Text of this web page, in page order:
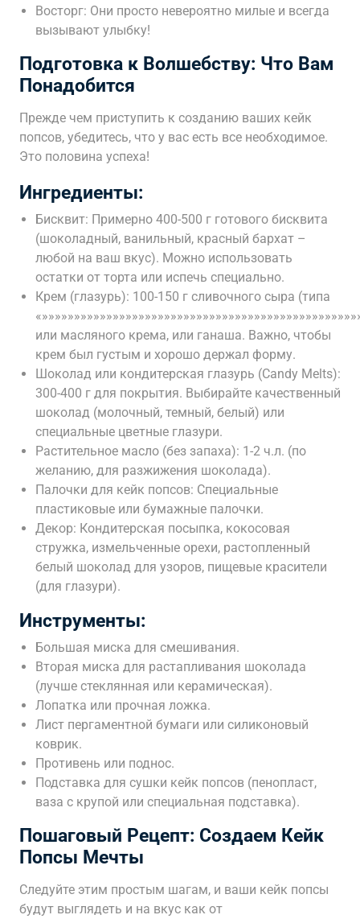
Восторг: Они просто невероятно милые и всегда
вызывают улыбку!
Подготовка к Волшебству: Что Вам
Понадобится
Прежде чем приступить к созданию ваших кейк
попсов, убедитесь, что у вас есть все необходимое.
Это половина успеха!
Ингредиенты:
Бисквит: Примерно 400-500 г готового бисквита
(шоколадный, ванильный, красный бархат –
любой на ваш вкус). Можно использовать
остатки от торта или испечь специально.
Крем (глазурь): 100-150 г сливочного сыра (типа
или масляного крема, или ганаша. Важно, чтобы
крем был густым и хорошо держал форму.
Шоколад или кондитерская глазурь (Candy Melts):
300-400 г для покрытия. Выбирайте качественный
шоколад (молочный, темный, белый) или
специальные цветные глазури.
Растительное масло (без запаха): 1-2 ч.л. (по
желанию, для разжижения шоколада).
Палочки для кейк попсов: Специальные
пластиковые или бумажные палочки.
Декор: Кондитерская посыпка, кокосовая
стружка, измельченные орехи, растопленный
белый шоколад для узоров, пищевые красители
(для глазури).
Инструменты:
Большая миска для смешивания.
Вторая миска для растапливания шоколада
(лучше стеклянная или керамическая).
Лопатка или прочная ложка.
Лист пергаментной бумаги или силиконовый
коврик.
Противень или поднос.
Подставка для сушки кейк попсов (пенопласт,
ваза с крупой или специальная подставка).
Пошаговый Рецепт: Создаем Кейк
Попсы Мечты
Следуйте этим простым шагам, и ваши кейк попсы
будут выглядеть и на вкус как от